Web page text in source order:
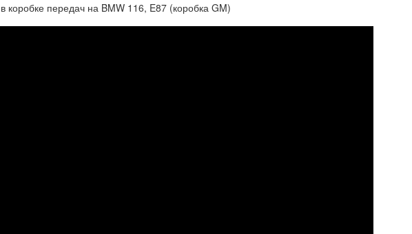
коробке передач на BMW 116, E87 (коробка GM)